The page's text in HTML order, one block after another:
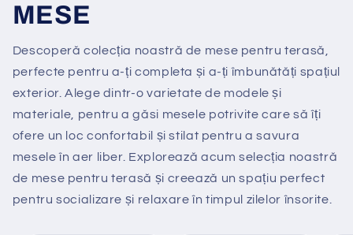
MESE
Descoperă colecția noastră de mese pentru terasă,
perfecte pentru a-ți completa și a-ți îmbunătăți spațiul
exterior. Alege dintr-o varietate de modele și
materiale, pentru a găsi mesele potrivite care să îți
ofere un loc confortabil și stilat pentru a savura
mesele în aer liber. Explorează acum selecția noastră
de mese pentru terasă și creează un spațiu perfect
pentru socializare și relaxare în timpul zilelor însorite.